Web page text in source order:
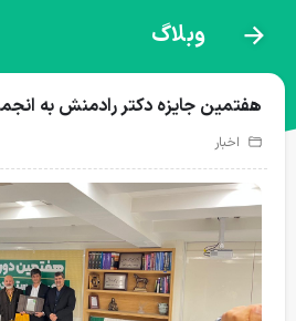
نذرطبیعت
پروژه‌های فعال
گزارش پروژه ها
وبلاگ
هفتمین جایزه دکتر رادمنش به
اخبار